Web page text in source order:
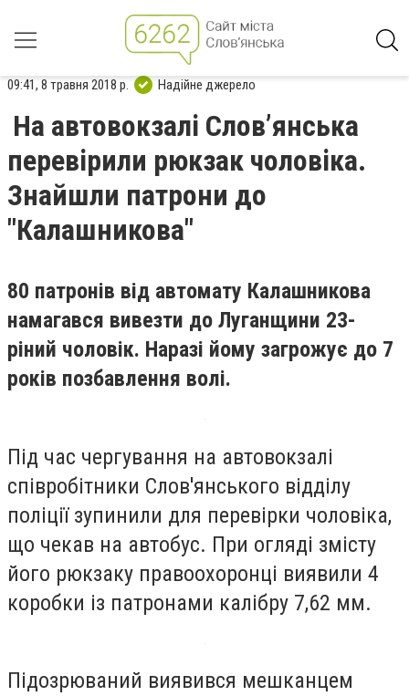
09:41, 8 травня 2018 р. Надійне джерело
На автовокзалі Словʼянська
перевірили рюкзак чоловіка.
Знайшли патрони до
"Калашникова"
80 патронів від автомату Калашникова
намагався вивезти до Луганщини 23-
ріний чоловік. Наразі йому загрожує до 7
років позбавлення волі.
Під час чергування на автовокзалі
співробітники Слов'янського відділу
поліції зупинили для перевірки чоловіка,
що чекав на автобус. При огляді змісту
його рюкзаку правоохоронці виявили 4
коробки із патронами калібру 7,62 мм.
Підозрюваний виявився мешканцем